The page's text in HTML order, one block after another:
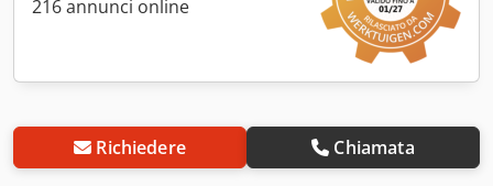
216 annunci online
Richiedere Chiamata